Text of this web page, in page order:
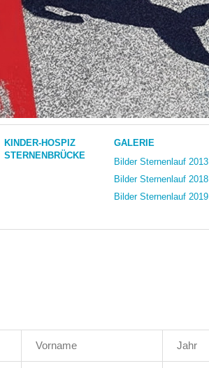
KINDER-HOSPIZ
STERNENBRÜCKE
GALERIE
Bilder Sternenlauf 2013
Bilder Sternenlauf 2018
Bilder Sternenlauf 2019
Vorname Jahr